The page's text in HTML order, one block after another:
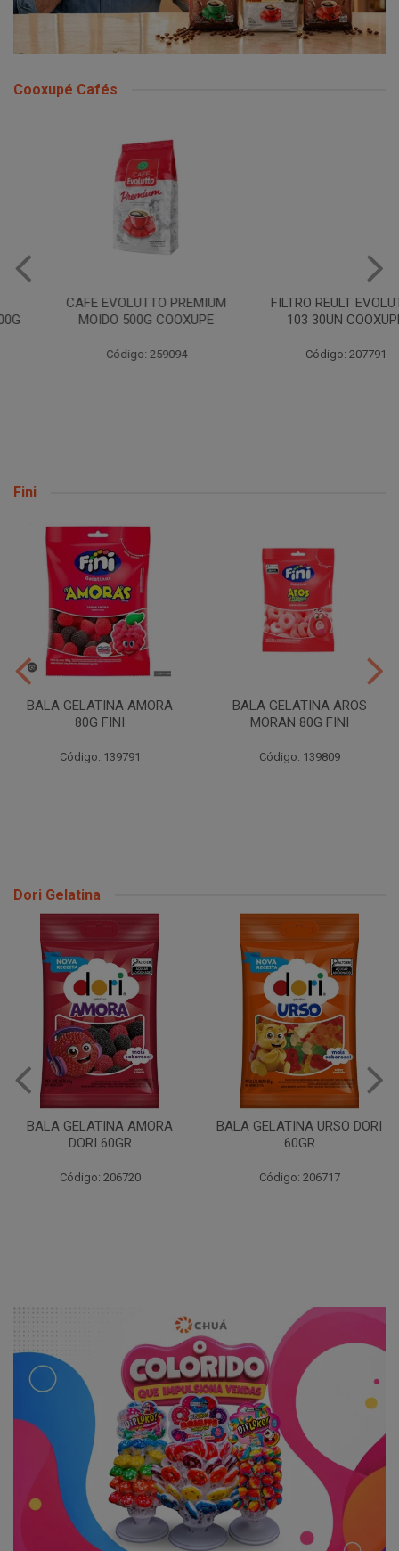
Cooxupé Cafés
CAFE EVOLUTTO PREMIUM
MOIDO 500G COOXUPE
Código: 259094
FILTRO REULT EVOLUTTO
103 30UN COOXUPE
Código: 207791
Fini
BALA GELATINA AMORA
80G FINI
Código: 139791
BALA GELATINA AROS
MORAN 80G FINI
Código: 139809
Dori Gelatina
BALA GELATINA AMORA
DORI 60GR
Código: 206720
BALA GELATINA URSO DORI
60GR
Código: 206717